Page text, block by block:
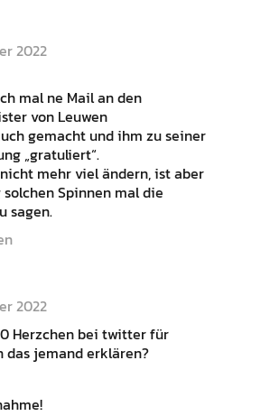
2022
mal ne Mail an den
von Leuwen
gemacht und ihm zu seiner
„gratuliert“.
mehr viel ändern, ist aber
Spinnen mal die
sagen.
2022
Herzchen bei twitter für
das jemand erklären?